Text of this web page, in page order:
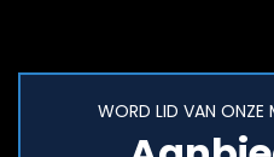
WORD LID VAN ONZE